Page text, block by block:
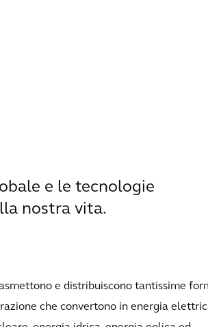
e le tecnologie
nostra vita.
e distribuiscono tantissime
che convertono in energia